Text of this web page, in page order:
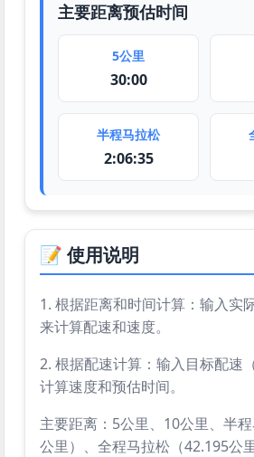
主要距离预估时间
5公里
30:00
半程马拉松
2:06:35
📝 使用说明
1. 根据距离和时间计算：输入实
来计算配速和速度。
2. 根据配速计算：输入目标配速
计算速度和预估时间。
主要距离：5公里、10公里、半
公里）、全程马拉松（42.195公里